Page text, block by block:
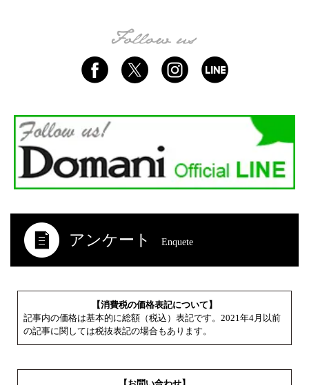
アンケート Enquete
【消費税の価格表記について】
記事内の価格は基本的に総額（税込）表記です。2021年4月以前
の記事に関しては税抜表記の場合もあります。